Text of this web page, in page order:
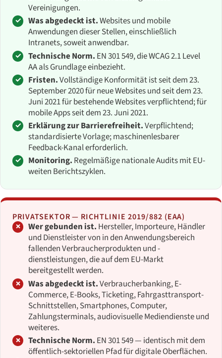
Vereinigungen.
Was abgedeckt ist.Websites und mobile
Anwendungen dieser Stellen, einschließlich
Intranets, soweit anwendbar.
Technische Norm. EN 301 549, die WCAG 2.1 Level
AA als Grundlage einbezieht.
Fristen.Vollständige Konformität ist seit dem 23.
September 2020 für neue Websites und seit dem 23.
Juni 2021 für bestehende Websites verpflichtend; für
mobile Apps seit dem 23. Juni 2021.
Erklärung zur Barrierefreiheit.Verpflichtend;
standardisierte Vorlage; maschinenlesbarer
Feedback-Kanal erforderlich.
Monitoring. Regelmäßige nationale Audits mit EU-
weiten Berichtszyklen.
PRIVATSEKTOR — RICHTLINIE 2019/882 (EAA)
Wer gebunden ist. Hersteller, Importeure, Händler
und Dienstleister von in den Anwendungsbereich
fallenden Verbraucherprodukten und -
dienstleistungen, die auf dem EU-Markt
bereitgestellt werden.
Was abgedeckt ist.Verbraucherbanking, E-
Commerce, E-Books, Ticketing, Fahrgasttransport-
Schnittstellen, Smartphones, Computer,
Zahlungsterminals, audiovisuelle Mediendienste und
weiteres.
Technische Norm. EN 301 549 — identisch mit dem
öffentlich-sektoriellen Pfad für digitale Oberflächen.